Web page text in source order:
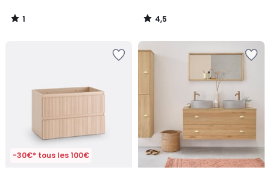
1
/
4,5
/
-30€* tous les 100€